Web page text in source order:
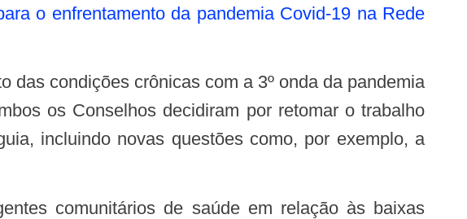
o enfrentamento da pandemia Covid-19 na Rede
os Conselhos decidiram por retomar o trabalho
incluindo novas questões como, por exemplo, a